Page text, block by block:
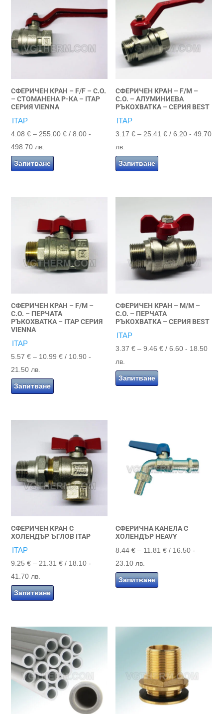
СФЕРИЧЕН КРАН – F/F – С.О.
– СТОМАНЕНА Р-КА – ITAP
СЕРИЯ VIENNA
ITAP
4.08€ – 255.00€Price
/ 8.00 -
498.70 лв.
Запитване
СФЕРИЧЕН КРАН – F/M –
С.О. – АЛУМИНИЕВА
РЪКОХВАТКА – СЕРИЯ BEST
ITAP
3.17€ – 25.41€Price
/ 6.20 - 49.70
лв.
Запитване
СФЕРИЧЕН КРАН – F/M –
С.О. – ПЕРЧАТА
РЪКОХВАТКА – ITAP СЕРИЯ
VIENNA
ITAP
5.57€ – 10.99€Price
/ 10.90 -
21.50 лв.
Запитване
СФЕРИЧЕН КРАН – M/M –
С.О. – ПЕРЧАТА
РЪКОХВАТКА – СЕРИЯ BEST
ITAP
3.37€ – 9.46€Price
/ 6.60 - 18.50
лв.
Запитване
СФЕРИЧЕН КРАН С
ХОЛЕНДЪР ЪГЛОВ ITAP
ITAP
9.25€ – 21.31€Price
/ 18.10 -
41.70 лв.
Запитване
СФЕРИЧНА КАНЕЛА С
ХОЛЕНДЪР HEAVY
8.44€ – 11.81€Price
/ 16.50 -
23.10 лв.
Запитване